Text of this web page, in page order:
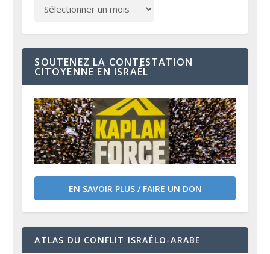
SOUTENEZ LA CONTESTATION
CITOYENNE EN ISRAËL
EN SAVOIR PLUS / FAIRE UN DON
ATLAS DU CONFLIT ISRAÉLO-ARABE